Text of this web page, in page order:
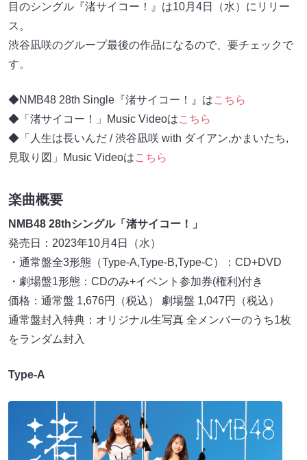
目のシングル『渚サイコー！』は10月4日（水）にリリー
ス。
渋谷凪咲のグループ最後の作品になるので、要チェックで
す。
◆NMB48 28th Single『渚サイコー！』はこちら
◆「渚サイコー！」Music Videoはこちら
◆「人生は長いんだ / 渋谷凪咲 with ダイアン,かまいたち,
見取り図」Music Videoはこちら
楽曲概要
NMB48 28thシングル「渚サイコー！」
発売日：2023年10月4日（水）
・通常盤全3形態（Type-A,Type-B,Type-C）：CD+DVD
・劇場盤1形態：CDのみ+イベント参加券(権利)付き
価格：通常盤 1,676円（税込） 劇場盤 1,047円（税込）
通常盤封入特典：オリジナル生写真 全メンバーのうち1枚
をランダム封入
Type-A